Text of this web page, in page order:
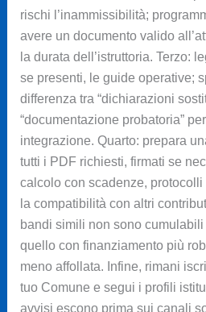
rischi l’inammissibilità;
avere un documento valido
la durata dell’istruttoria. Terzo:
se presenti, le guide operative;
differenza tra “dichiarazioni
“documentazione probatoria”
integrazione. Quarto: prepara
tutti i PDF richiesti, firmati se
calcolo con scadenze, protocolli
la compatibilità con altri
bandi simili non sono
quello con finanziamento più
meno affollata. Infine, rimani
tuo Comune e segui i profili
avvisi escono prima sui canali